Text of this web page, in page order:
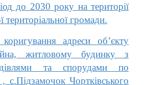
до 2030 року на території
територіальної громади.
адреси об’єкту
житловому будинку з
та спорудами по
с.Підзамочок Чортківського